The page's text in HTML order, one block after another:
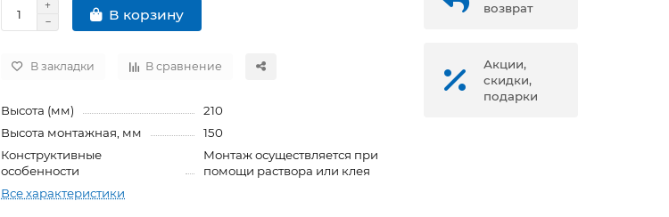
В корзину
В закладки В сравнение
Высота (мм)
210
Высота монтажная, мм
150
Конструктивные
особенности
Монтаж осуществляется при
помощи раствора или клея
Все характеристики
возврат
Акции,
скидки,
подарки